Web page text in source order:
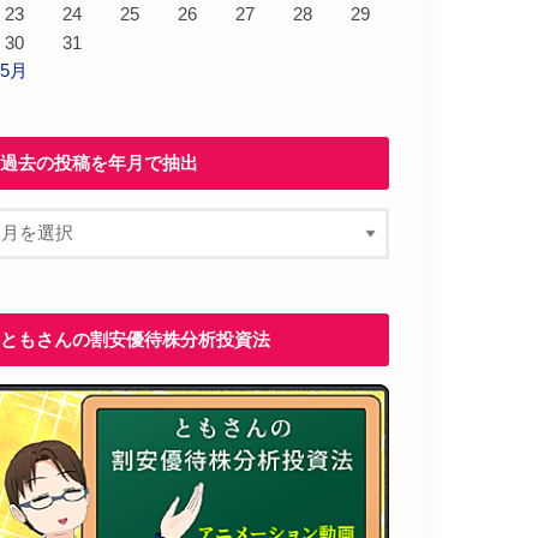
23 24 25 26 27 28
29
30
31
月
過去の投稿を年月で抽出
ともさんの割安優待株分析投資法